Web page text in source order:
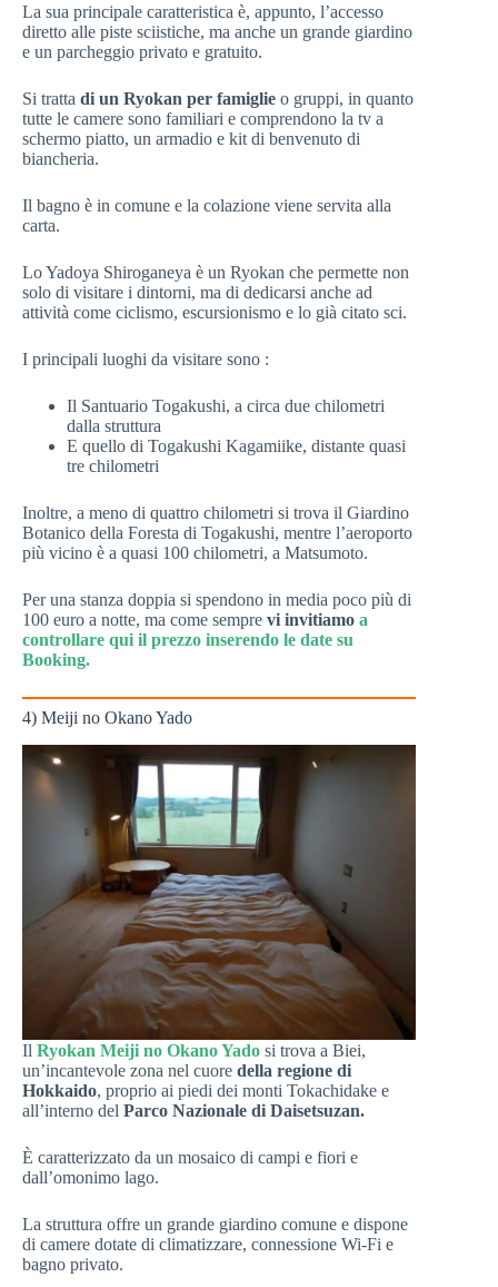
La sua principale caratteristica è, appunto, l’accesso
diretto alle piste sciistiche, ma anche un grande giardino
e un parcheggio privato e gratuito.
Si tratta di un Ryokan per famiglie o gruppi, in quanto
tutte le camere sono familiari e comprendono la tv a
schermo piatto, un armadio e kit di benvenuto di
biancheria.
Il bagno è in comune e la colazione viene servita alla
carta.
Lo Yadoya Shiroganeya è un Ryokan che permette non
solo di visitare i dintorni, ma di dedicarsi anche ad
attività come ciclismo, escursionismo e lo già citato sci.
I principali luoghi da visitare sono :
Il Santuario Togakushi, a circa due chilometri
dalla struttura
E quello di Togakushi Kagamiike, distante quasi
tre chilometri
Inoltre, a meno di quattro chilometri si trova il Giardino
Botanico della Foresta di Togakushi, mentre l’aeroporto
più vicino è a quasi 100 chilometri, a Matsumoto.
Per una stanza doppia si spendono in media poco più di
100 euro a notte, ma come sempre vi invitiamo a
controllare qui il prezzo inserendo le date su
Booking.
4) Meiji no Okano Yado
Il Ryokan Meiji no Okano Yado si trova a Biei,
un’incantevole zona nel cuore della regione di
Hokkaido, proprio ai piedi dei monti Tokachidake e
all’interno del Parco Nazionale di Daisetsuzan.
È caratterizzato da un mosaico di campi e fiori e
dall’omonimo lago.
La struttura offre un grande giardino comune e dispone
di camere dotate di climatizzare, connessione Wi-Fi e
bagno privato.